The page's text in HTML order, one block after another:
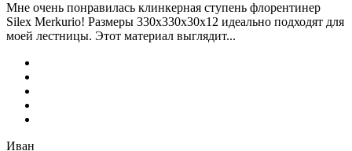
Мне очень понравилась клинкерная ступень флорентинер
Silex Merkurio! Размеры 330х330х30х12 идеально подходят для
моей лестницы. Этот материал выглядит...
Иван